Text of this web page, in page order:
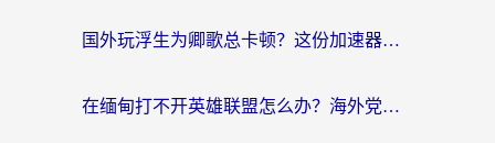
国外玩浮生为卿歌总卡顿？这份加速器选择指南帮你找回丝滑体验
在缅甸打不开英雄联盟怎么办？海外党亲测有效的国服游戏加速指南